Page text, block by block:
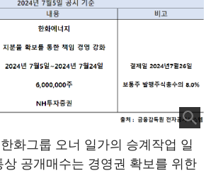
화그룹 오너 일가의 승계작업 일
상 공개매수는 경영권 확보를 위한